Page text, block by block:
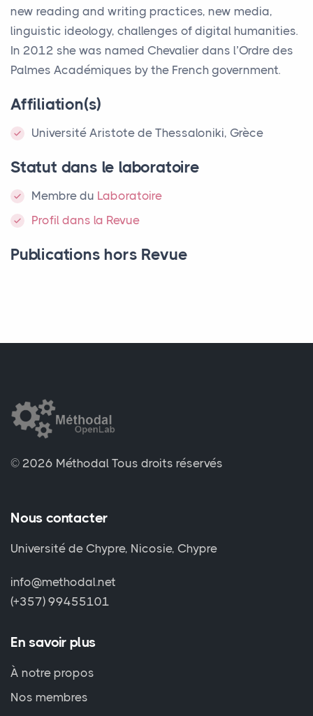
new reading and writing practices, new media,
linguistic ideology, challenges of digital humanities.
In 2012 she was named Chevalier dans l’Ordre des
Palmes Académiques by the French government.
Affiliation(s)
Université Aristote de Thessaloniki, Grèce
Statut dans le laboratoire
Membre du Laboratoire
Profil dans la Revue
Publications hors Revue
© 2026 Méthodal Tous droits réservés
Nous contacter
Université de Chypre, Nicosie, Chypre
info@methodal.net
(+357) 99455101
En savoir plus
À notre propos
Nos membres